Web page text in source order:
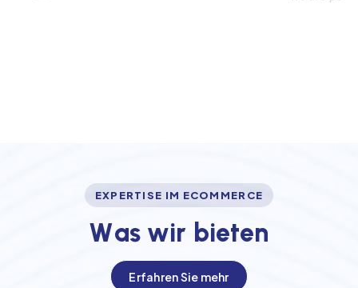
EXPERTISE IM ECOMMERCE
Was wir bieten
Erfahren Sie mehr